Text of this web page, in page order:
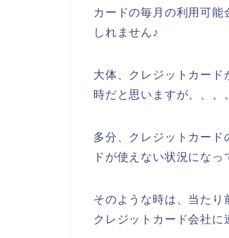
カードの毎月の利用可
しれません♪
大体、クレジットカー
時だと思いますが、、、
多分、クレジットカー
ドが使えない状況になっ
そのような時は、当たり
クレジットカード会社に